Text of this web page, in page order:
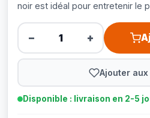
noir est idéal pour entretenir le
− +
Ajouter
Disponible : livraison en 2-5